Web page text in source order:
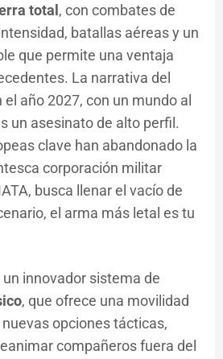
total , con combates de
batallas aéreas y un
que permite una ventaja
La narrativa del
año 2027, con un mundo al
un asesinato de alto perfil.
clave han abandonado la
corporación militar
busca llenar el vacío de
el arma más letal es tu
innovador sistema de
, que ofrece una movilidad
opciones tácticas,
compañeros fuera del